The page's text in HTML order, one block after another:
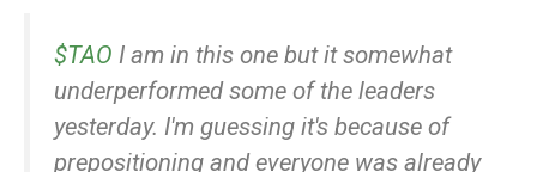
$TAO I am in this one but it somewhat
underperformed some of the leaders
yesterday. I'm guessing it's because of
prepositioning and everyone was already